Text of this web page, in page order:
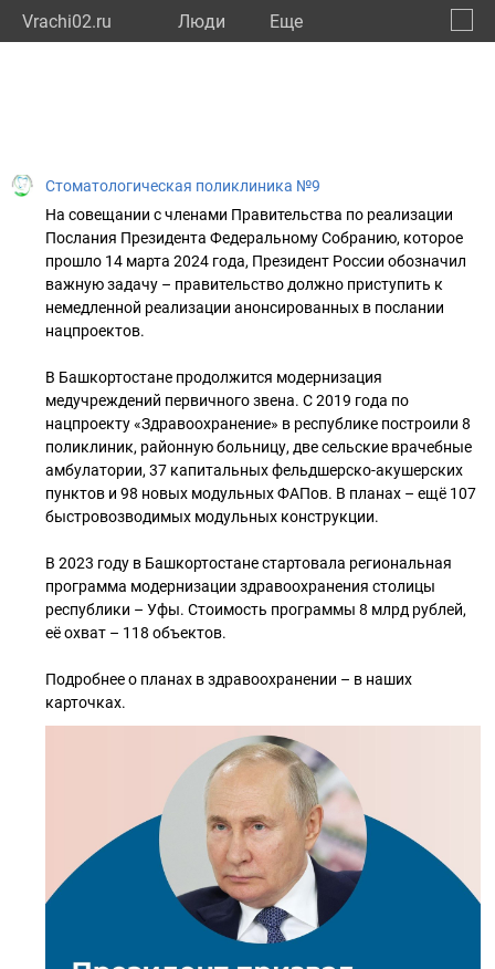
Vrachi02.ru Люди Eще
Стоматологическая поликлиника №9
На совещании с членами Правительства по реализации
Послания Президента Федеральному Собранию, которое
прошло 14 марта 2024 года, Президент России обозначил
важную задачу – правительство должно приступить к
немедленной реализации анонсированных в послании
нацпроектов.
В Башкортостане продолжится модернизация
медучреждений первичного звена. С 2019 года по
нацпроекту «Здравоохранение» в республике построили 8
поликлиник, районную больницу, две сельские врачебные
амбулатории, 37 капитальных фельдшерско-акушерских
пунктов и 98 новых модульных ФАПов. В планах – ещё 107
быстровозводимых модульных конструкции.
В 2023 году в Башкортостане стартовала региональная
программа модернизации здравоохранения столицы
республики – Уфы. Стоимость программы 8 млрд рублей,
её охват – 118 объектов.
Подробнее о планах в здравоохранении – в наших
карточках.